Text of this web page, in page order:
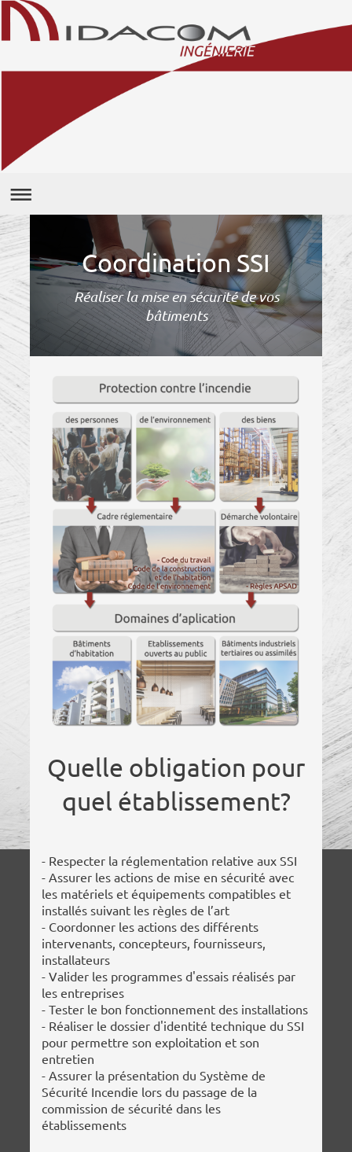
Coordination SSI
Réaliser la mise en sécurité de vos
bâtiments
Quelle obligation pour
quel établissement?
- Respecter la réglementation relative aux SSI
- Assurer les actions de mise en sécurité avec
les matériels et équipements compatibles et
installés suivant les règles de l’art
- Coordonner les actions des différents
intervenants, concepteurs, fournisseurs,
installateurs
- Valider les programmes d'essais réalisés par
les entreprises
- Tester le bon fonctionnement des installations
- Réaliser le dossier d'identité technique du SSI
pour permettre son exploitation et son
entretien
- Assurer la présentation du Système de
Sécurité Incendie lors du passage de la
commission de sécurité dans les
établissements